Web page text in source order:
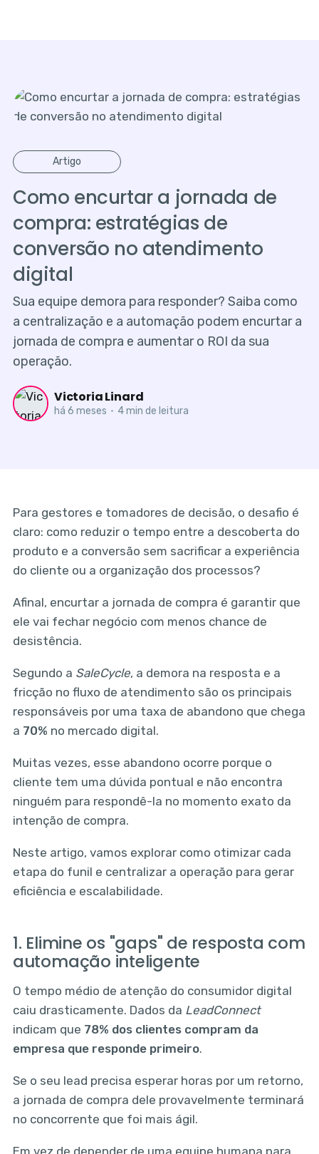
Artigo
Como encurtar a jornada de
compra: estratégias de
conversão no atendimento
digital
Sua equipe demora para responder? Saiba como
a centralização e a automação podem encurtar a
jornada de compra e aumentar o ROI da sua
operação.
Victoria Linard
há 6 meses • 4 min de leitura
Para gestores e tomadores de decisão, o desafio é
claro: como reduzir o tempo entre a descoberta do
produto e a conversão sem sacrificar a experiência
do cliente ou a organização dos processos?
Afinal, encurtar a jornada de compra é garantir que
ele vai fechar negócio com menos chance de
desistência.
Segundo a SaleCycle, a demora na resposta e a
fricção no fluxo de atendimento são os principais
responsáveis por uma taxa de abandono que chega
a 70% no mercado digital.
Muitas vezes, esse abandono ocorre porque o
cliente tem uma dúvida pontual e não encontra
ninguém para respondê-la no momento exato da
intenção de compra.
Neste artigo, vamos explorar como otimizar cada
etapa do funil e centralizar a operação para gerar
eficiência e escalabilidade.
1. Elimine os "gaps" de resposta com
automação inteligente
O tempo médio de atenção do consumidor digital
caiu drasticamente. Dados da LeadConnect
indicam que 78% dos clientes compram da
empresa que responde primeiro.
Se o seu lead precisa esperar horas por um retorno,
a jornada de compra dele provavelmente terminará
no concorrente que foi mais ágil.
Em vez de depender de uma equipe humana para